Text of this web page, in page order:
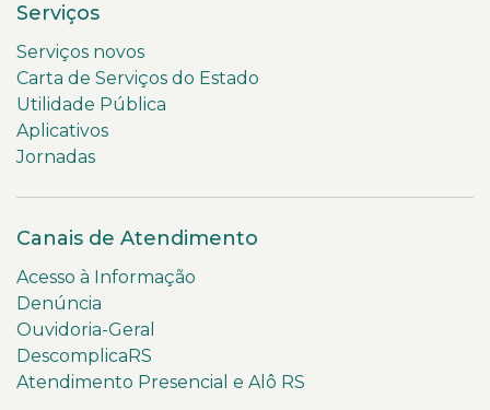
Serviços
Serviços novos
Carta de Serviços do Estado
Utilidade Pública
Aplicativos
Jornadas
Canais de Atendimento
Acesso à Informação
Denúncia
Ouvidoria-Geral
DescomplicaRS
Atendimento Presencial e Alô RS